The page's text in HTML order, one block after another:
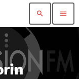
search menu